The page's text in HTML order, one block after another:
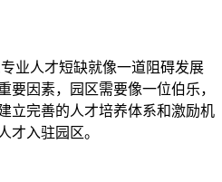
业人才短缺就像一道阻碍发展
要因素，园区需要像一位伯乐，
立完善的人才培养体系和激励机
才入驻园区。